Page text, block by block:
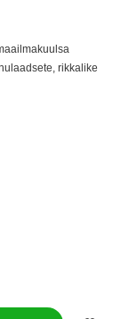
rikkalike